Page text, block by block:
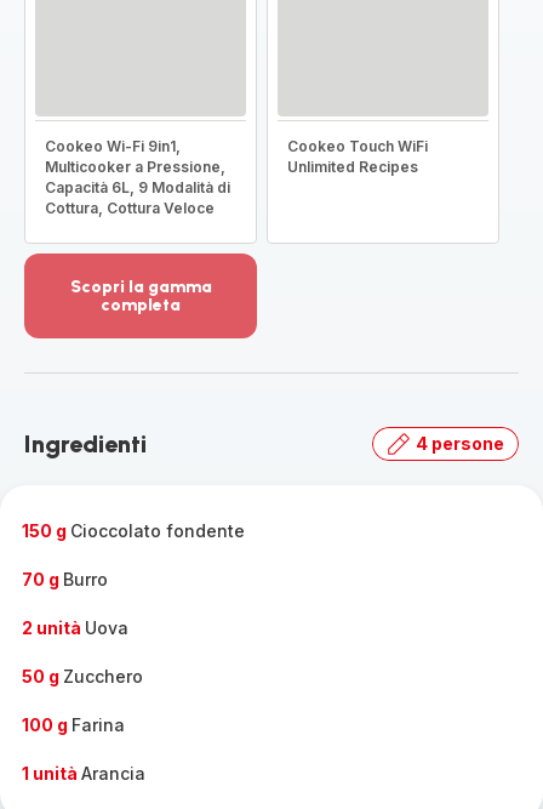
Cookeo Wi-Fi 9in1,
Multicooker a Pressione,
Capacità 6L, 9 Modalità di
Cottura, Cottura Veloce
Cookeo Touch WiFi
Unlimited Recipes
Scopri la gamma
completa
dettagli
la
Ingredienti 4 persone
150 g Cioccolato fondente
70 g Burro
2 unità Uova
50 g Zucchero
100 g Farina
1 unità Arancia